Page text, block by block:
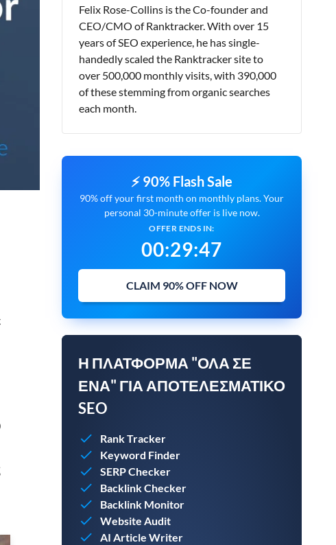
Felix Rose-Collins is the Co-founder and
CEO/CMO of Ranktracker. With over 15
years of SEO experience, he has single-
handedly scaled the Ranktracker site to
over 500,000 monthly visits, with 390,000
of these stemming from organic searches
each month.
⚡ 90% Flash Sale
90% off your first month on monthly plans. Your
personal 30-minute offer is live now.
OFFER ENDS IN:
00:29:45
CLAIM 90% OFF NOW
Η ΠΛΑΤΦΌΡΜΑ "ΌΛΑ ΣΕ
ΈΝΑ" ΓΙΑ ΑΠΟΤΕΛΕΣΜΑΤΙΚΌ
SEO
Rank Tracker
Keyword Finder
SERP Checker
Backlink Checker
Backlink Monitor
Website Audit
AI Article Writer